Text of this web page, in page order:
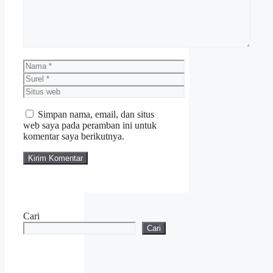
Nama
Surel
Situs
web
Simpan nama, email, dan situs
web saya pada peramban ini untuk
komentar saya berikutnya.
Cari
Cari